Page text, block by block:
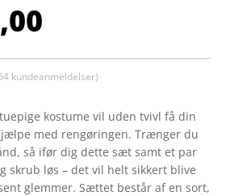
kundeanmeldelser)
kostume vil uden tvivl få din
med rengøringen. Trænger du
så ifør dig dette sæt samt et par
skrub løs – det vil helt sikkert blive
glemmer. Sættet består af en sort,